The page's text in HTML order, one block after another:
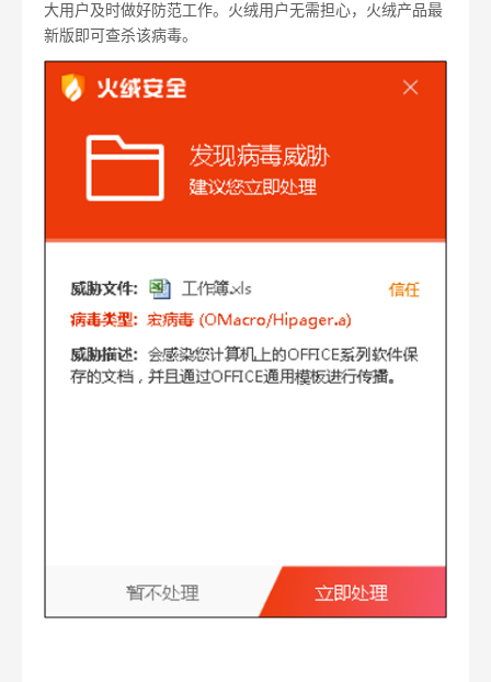
大用户及时做好防范工作。火绒用户无需担心，火绒产品最
新版即可查杀该病毒。